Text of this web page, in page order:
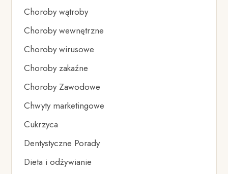
Choroby wątroby
Choroby wewnętrzne
Choroby wirusowe
Choroby zakaźne
Choroby Zawodowe
Chwyty marketingowe
Cukrzyca
Dentystyczne Porady
Dieta i odżywianie